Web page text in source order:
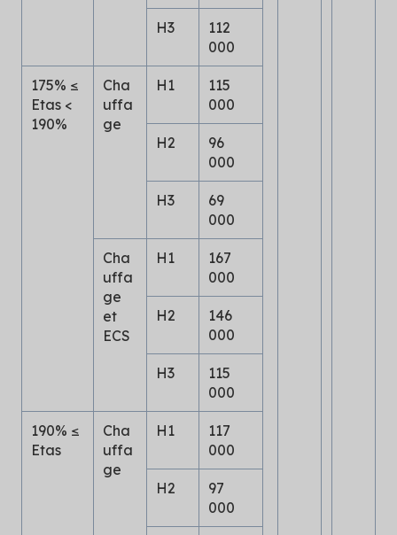
H3
112
000
175% ≤
Etas <
190%
Cha
uffa
ge
H1
115
000
H2
96
000
H3
69
000
Cha
uffa
ge
et
ECS
H1
167
000
H2
146
000
H3
115
000
190% ≤
Etas
Cha
uffa
ge
H1
117
000
H2
97
000